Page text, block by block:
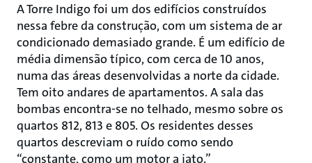
A Torre Indigo foi um dos edifícios construídos
nessa febre da construção, com um sistema de ar
condicionado demasiado grande. É um edifício de
média dimensão típico, com cerca de 10 anos,
numa das áreas desenvolvidas a norte da cidade.
Tem oito andares de apartamentos. A sala das
bombas encontra-se no telhado, mesmo sobre os
quartos 812, 813 e 805. Os residentes desses
quartos descreviam o ruído como sendo
“constante, como um motor a jato.”